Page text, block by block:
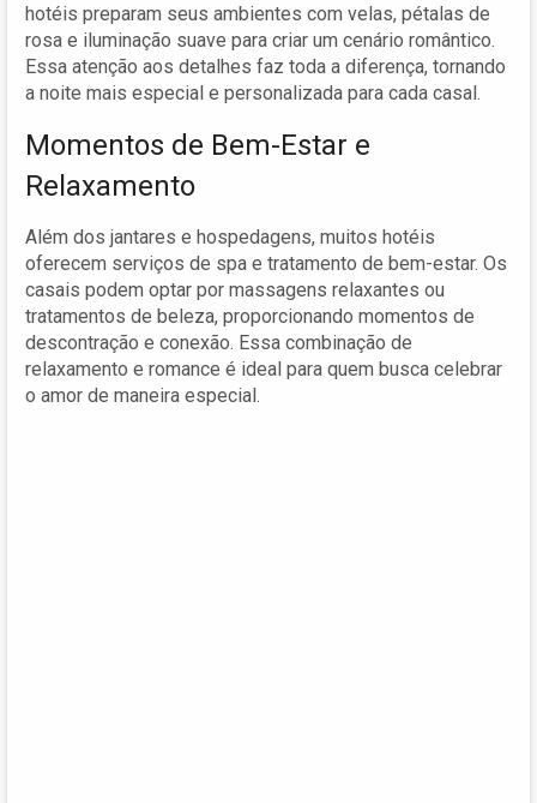
hotéis preparam seus ambientes com velas, pétalas de
rosa e iluminação suave para criar um cenário romântico.
Essa atenção aos detalhes faz toda a diferença, tornando
a noite mais especial e personalizada para cada casal.
Momentos de Bem-Estar e
Relaxamento
Além dos jantares e hospedagens, muitos hotéis
oferecem serviços de spa e tratamento de bem-estar. Os
casais podem optar por massagens relaxantes ou
tratamentos de beleza, proporcionando momentos de
descontração e conexão. Essa combinação de
relaxamento e romance é ideal para quem busca celebrar
o amor de maneira especial.